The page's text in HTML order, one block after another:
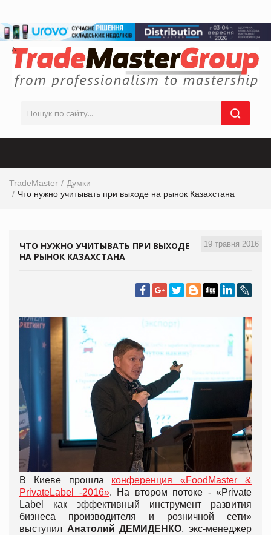
TradeMaster
Думки
Что нужно учитывать при выходе на рынок Казахстана
19 травня 2016
ЧТО НУЖНО УЧИТЫВАТЬ ПРИ ВЫХОДЕ
НА РЫНОК КАЗАХСТАНА
В Киеве прошла конференция «FoodMaster &
PrivateLabel -2016». На втором потоке - «Private
Label как эффективный инструмент развития
бизнеса производителя и розничной сети»
выступил Анатолий ДЕМИДЕНКО, экс-менеджер